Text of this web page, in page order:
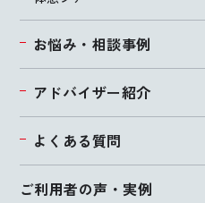
お悩み・相談事例
アドバイザー紹介
よくある質問
ご利用者の声・実例